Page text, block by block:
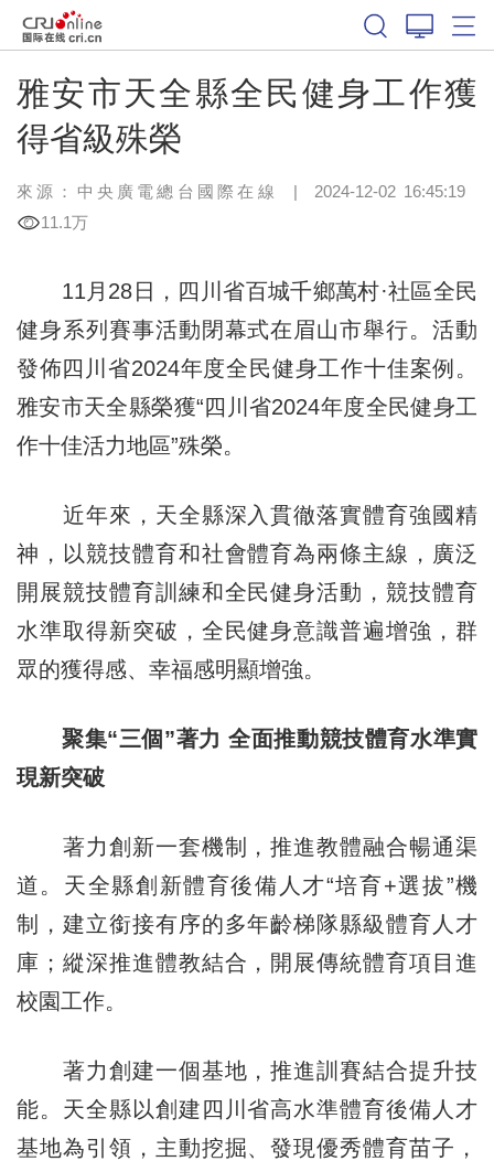
雅安市天全縣全民健身工作獲
得省級殊榮
來源：中央廣電總台國際在線 | 2024-12-02 16:45:19
11.1万
11月28日，四川省百城千鄉萬村·社區全民
健身系列賽事活動閉幕式在眉山市舉行。活動
發佈四川省2024年度全民健身工作十佳案例。
雅安市天全縣榮獲“四川省2024年度全民健身工
作十佳活力地區”殊榮。
近年來，天全縣深入貫徹落實體育強國精
神，以競技體育和社會體育為兩條主線，廣泛
開展競技體育訓練和全民健身活動，競技體育
水準取得新突破，全民健身意識普遍增強，群
眾的獲得感、幸福感明顯增強。
聚集“三個”著力 全面推動競技體育水準實
現新突破
著力創新一套機制，推進教體融合暢通渠
道。天全縣創新體育後備人才“培育+選拔”機
制，建立銜接有序的多年齡梯隊縣級體育人才
庫；縱深推進體教結合，開展傳統體育項目進
校園工作。
著力創建一個基地，推進訓賽結合提升技
能。天全縣以創建四川省高水準體育後備人才
基地為引領，主動挖掘、發現優秀體育苗子，